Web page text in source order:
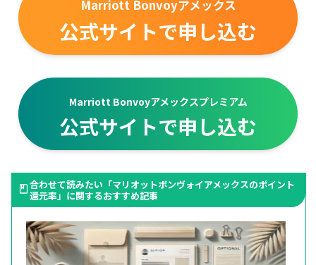
Marriott Bonvoyアメックス
公式サイトで申し込む
Marriott Bonvoyアメックスプレミアム
公式サイトで申し込む
合わせて読みたい「マリオットボンヴォイアメックスのポイント
還元率」に関するおすすめ記事